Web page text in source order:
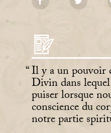
Il y a un pouvoir
Divin dans
puiser lorsque
conscience du
notre partie